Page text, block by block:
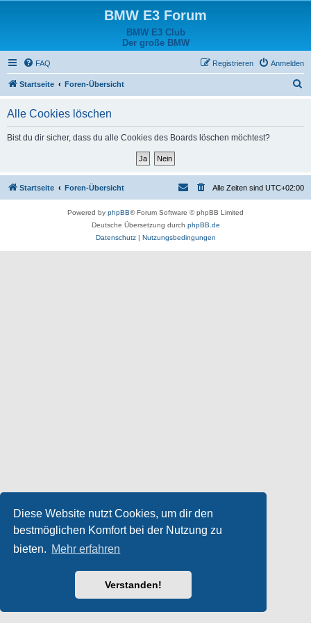
Diese Website nutzt Cookies, um dir den
bestmöglichen Komfort bei der Nutzung zu
bieten. Mehr erfahren
Verstanden!
BMW E3 Forum
BMW E3 Club
Der große BMW
FAQ Anmelden
Registrieren
Startseite Foren-Übersicht
Alle Cookies löschen
Bist du dir sicher, dass du alle Cookies des Boards löschen möchtest?
Startseite Foren-Übersicht Alle Zeiten sind UTC+02:00
Powered by phpBB® Forum Software © phpBB Limited
Deutsche Übersetzung durch phpBB.de
Datenschutz| Nutzungsbedingungen